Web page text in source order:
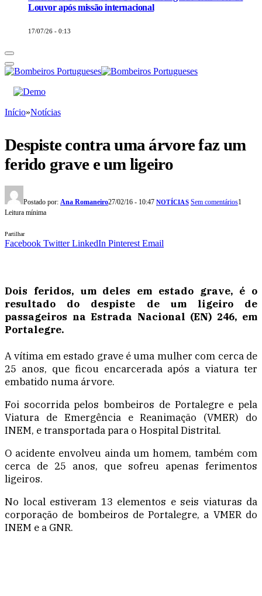
Louvor após missão internacional
17/07/26 - 0:13
Início»Notícias
Despiste contra uma árvore faz um
ferido grave e um ligeiro
Postado por: Ana Romaneiro27/02/16 - 10:47 NOTÍCIAS Sem comentários1
Leitura mínima
Partilhar
Facebook Twitter LinkedIn Pinterest Email
Dois feridos, um deles em estado grave, é o
resultado do despiste de um ligeiro de
passageiros na Estrada Nacional (EN) 246, em
Portalegre.
A vítima em estado grave é uma mulher com cerca de
25 anos, que ficou encarcerada após a viatura ter
embatido numa árvore.
Foi socorrida pelos bombeiros de Portalegre e pela
Viatura de Emergência e Reanimação (VMER) do
INEM, e transportada para o Hospital Distrital.
O acidente envolveu ainda um homem, também com
cerca de 25 anos, que sofreu apenas ferimentos
ligeiros.
No local estiveram 13 elementos e seis viaturas da
corporação de bombeiros de Portalegre, a VMER do
INEM e a GNR.